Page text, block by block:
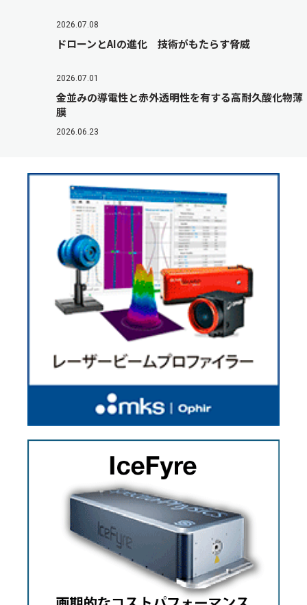
2026.07.08
ドローンとAIの進化 技術がもたらす脅威
2026.07.01
金並みの導電性と赤外透明性を有する高耐久酸化物薄
膜
2026.06.23